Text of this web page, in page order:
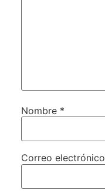
Nombre *
Correo electrónico